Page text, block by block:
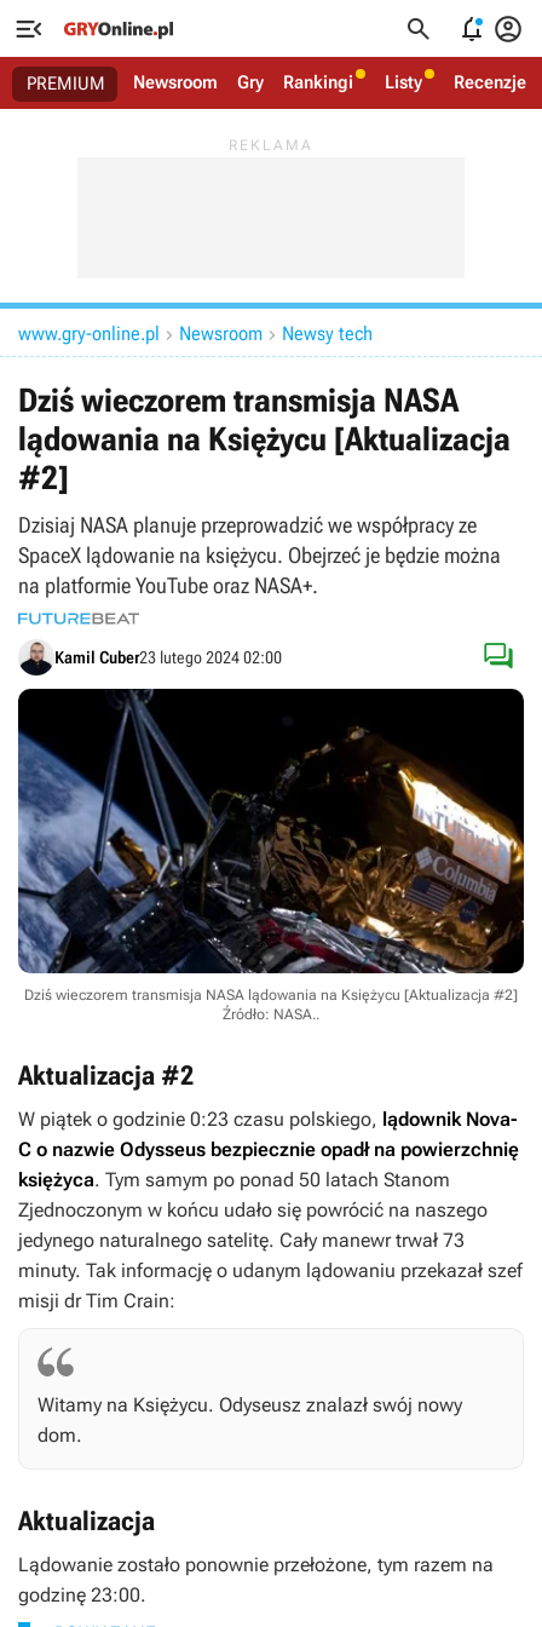
   
PREMIUM Newsroom Gry Rankingi Listy Recenzje
www.gry-online.pl  Newsroom  Newsy tech
Dziś wieczorem transmisja NASA
lądowania na Księżycu [Aktualizacja
#2]
Dzisiaj NASA planuje przeprowadzić we współpracy ze
SpaceX lądowanie na księżycu. Obejrzeć je będzie można
na platformie YouTube oraz NASA+.
Kamil Cuber23 lutego 2024 02:00 
Dziś wieczorem transmisja NASA lądowania na Księżycu [Aktualizacja #2]
Źródło: NASA..
Aktualizacja #2
W piątek o godzinie 0:23 czasu polskiego, lądownik Nova-
C o nazwie Odysseus bezpiecznie opadł na powierzchnię
księżyca. Tym samym po ponad 50 latach Stanom
Zjednoczonym w końcu udało się powrócić na naszego
jedynego naturalnego satelitę. Cały manewr trwał 73
minuty. Tak informację o udanym lądowaniu przekazał szef
misji dr Tim Crain:
Witamy na Księżycu. Odyseusz znalazł swój nowy
dom.
Aktualizacja
Lądowanie zostało ponownie przełożone, tym razem na
godzinę 23:00.